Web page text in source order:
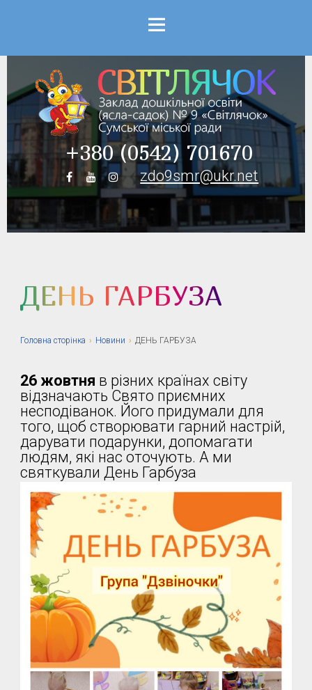
+380 (0542) 701670
zdo9smr@ukr.net
Menu
ДЕНЬ ГАРБУЗА
Головна сторiнка › Новини › ДЕНЬ ГАРБУЗА
26 жовтня в різних країнах світу
відзначають Свято приємних
несподіванок. Його придумали для
того, щоб створювати гарний настрій,
дарувати подарунки, допомагати
людям, які нас оточують. А ми
святкували День Гарбуза